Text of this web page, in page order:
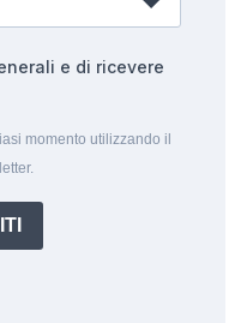
e di ricevere
momento utilizzando il